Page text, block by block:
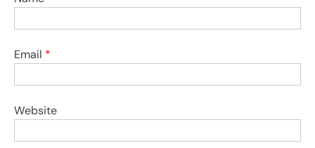
Email *
Website